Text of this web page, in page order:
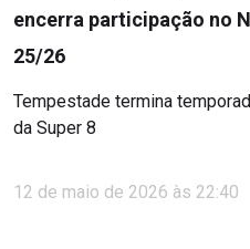
encerra participação no
25/26
Tempestade termina
da Super 8
12 de maio de 2026 às 22:40